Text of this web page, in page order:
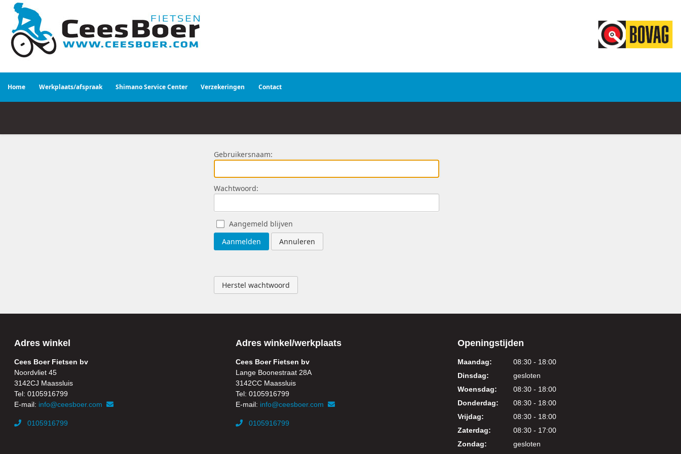
Home Werkplaats/afspraak Shimano Service Center Verzekeringen Contact
Gebruikersnaam:
Wachtwoord:
Aangemeld blijven
Aanmelden
Annuleren
Herstel wachtwoord
Adres winkel
Cees Boer Fietsen bv
Noordvliet 45
3142CJ Maassluis
Tel: 0105916799
E-mail: info@ceesboer.com
0105916799
Adres winkel/werkplaats
Cees Boer Fietsen bv
Lange Boonestraat 28A
3142CC Maassluis
Tel: 0105916799
E-mail: info@ceesboer.com
0105916799
Openingstijden
Maandag:
08:30 - 18:00
Dinsdag:
gesloten
Woensdag:
08:30 - 18:00
Donderdag:
08:30 - 18:00
Vrijdag:
08:30 - 18:00
Zaterdag:
08:30 - 17:00
Zondag:
gesloten